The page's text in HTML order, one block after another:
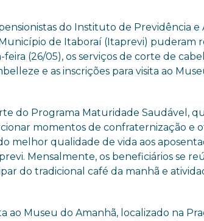
do Instituto de Previdência e
de Itaboraí (Itaprevi) puderam
(26/05), os serviços de corte de
e as inscrições para visita ao
do Programa Maturidade Saudável,
momentos de confraternização e
melhor qualidade de vida aos
Mensalmente, os beneficiários se
do tradicional café da manhã e
ao Museu do Amanhã, localizado na